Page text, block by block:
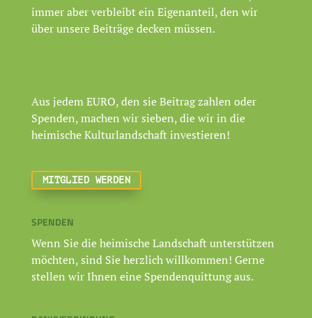
immer aber verbleibt ein Eigenanteil, den wir
über unsere Beiträge decken müssen.
Aus jedem EURO, den sie Beitrag zahlen oder
Spenden, machen wir sieben, die wir in die
heimische Kulturlandschaft investieren!
MITGLIED WERDEN
SPENDEN
Wenn Sie die heimische Landschaft unterstützen
möchten, sind Sie herzlich willkommen! Gerne
stellen wir Ihnen eine Spendenquittung aus.